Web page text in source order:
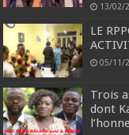
13/02/
LE
05/11/
Trois
dont